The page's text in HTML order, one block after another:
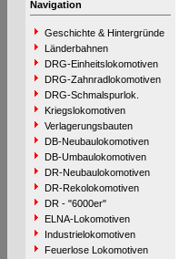
Navigation
Geschichte & Hintergründe
Länderbahnen
DRG-Einheitslokomotiven
DRG-Zahnradlokomotiven
DRG-Schmalspurlok.
Kriegslokomotiven
Verlagerungsbauten
DB-Neubaulokomotiven
DB-Umbaulokomotiven
DR-Neubaulokomotiven
DR-Rekolokomotiven
DR - "6000er"
ELNA-Lokomotiven
Industrielokomotiven
Feuerlose Lokomotiven